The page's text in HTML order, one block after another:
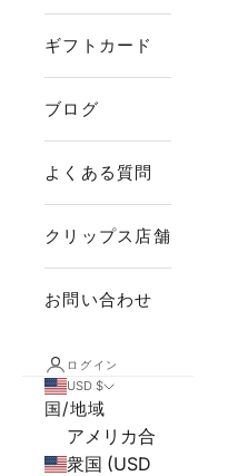
ギフトカード
ブログ
よくある質問
クリップス店舗
お問い合わせ
ログイン
USD $
国/地域
アメリカ合
衆国 (USD